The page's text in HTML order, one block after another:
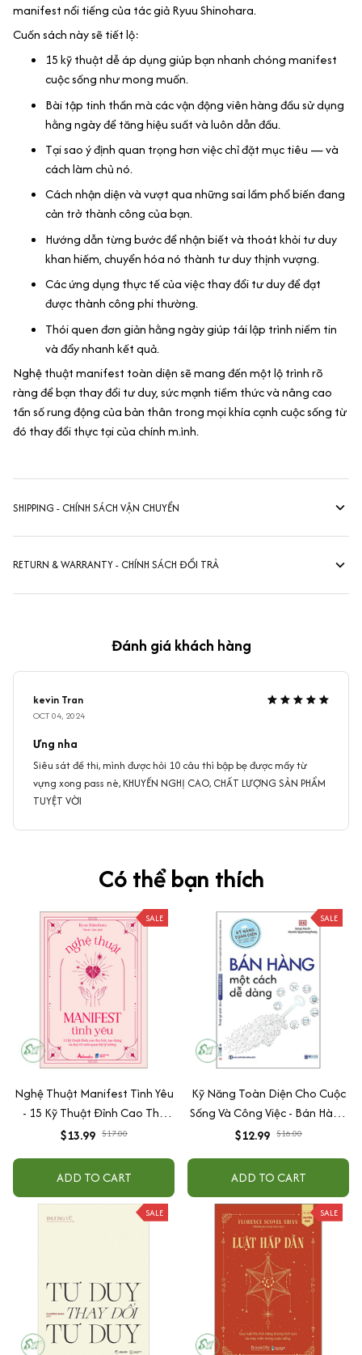
manifest nổi tiếng của tác giả Ryuu Shinohara.
Cuốn sách này sẽ tiết lộ:
15 kỹ thuật dễ áp dụng giúp bạn nhanh chóng manifest
cuộc sống như mong muốn.
Bài tập tinh thần mà các vận động viên hàng đầu sử dụng
hằng ngày để tăng hiệu suất và luôn dẫn đầu.
Tại sao ý định quan trọng hơn việc chỉ đặt mục tiêu — và
cách làm chủ nó.
Cách nhận diện và vượt qua những sai lầm phổ biến đang
cản trở thành công của bạn.
Hướng dẫn từng bước để nhận biết và thoát khỏi tư duy
khan hiếm, chuyển hóa nó thành tư duy thịnh vượng.
Các ứng dụng thực tế của việc thay đổi tư duy để đạt
được thành công phi thường.
Thói quen đơn giản hằng ngày giúp tái lập trình niềm tin
và đẩy nhanh kết quả.
Nghệ thuật manifest toàn diện sẽ mang đến một lộ trình rõ
ràng để bạn thay đổi tư duy, sức mạnh tiềm thức và nâng cao
tần số rung động của bản thân trong mọi khía cạnh cuộc sống từ
đó thay đổi thực tại của chính m.ình.
SHIPPING - CHÍNH SÁCH VẬN CHUYỂN
RETURN & WARRANTY - CHÍNH SÁCH ĐỔI TRẢ
Đánh giá khách hàng
kevin Tran
OCT 04, 2024
Ưng nha
Siêu sát đề thi, mình được hỏi 10 câu thì bập bẹ được mấy từ
vựng xong pass nè, KHUYẾN NGHỊ CAO, CHẤT LƯỢNG SẢN PHẨM
TUYỆT VỜI
Có thể bạn thích
SALE
Nghệ Thuật Manifest Tình Yêu
- 15 Kỹ Thuật Đỉnh Cao Thu
Hút, Tạo Dựng Và Duy Trì Mối
$13.99 $17.00
ADD TO CART
SALE
Kỹ Năng Toàn Diện Cho Cuộc
Sống Và Công Việc - Bán Hàng
Một Cách Dễ Dàng
$12.99 $16.00
ADD TO CART
SALE SALE